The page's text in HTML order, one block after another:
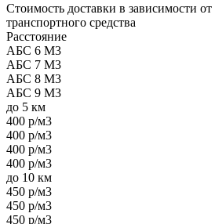
Стоимость доставки в зависимости от
транспортного средства
Расстояние
АБС 6 М3
АБС 7 М3
АБС 8 М3
АБС 9 М3
до 5 км
400 р/м3
400 р/м3
400 р/м3
400 р/м3
до 10 км
450 р/м3
450 р/м3
450 р/м3